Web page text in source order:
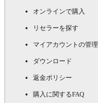
オンラインで購入
リセラーを探す
マイアカウントの管理
ダウンロード
返金ポリシー
購入に関するFAQ